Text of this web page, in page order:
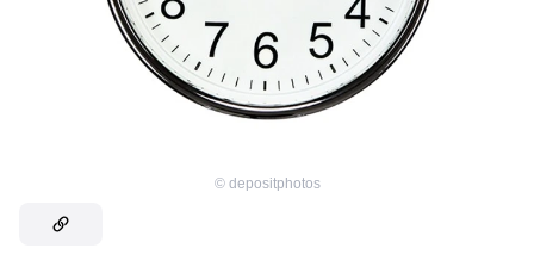
© depositphotos